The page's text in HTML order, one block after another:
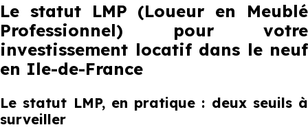
Le statut LMP (Loueur en Meublé
Professionnel) pour votre
investissement locatif dans le neuf
en Ile-de-France
Le statut LMP, en pratique : deux seuils à
surveiller